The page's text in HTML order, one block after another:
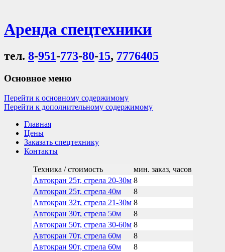
Аренда спецтехники
тел. 8-951-773-80-15, 7776405
Основное меню
Перейти к основному содержимому
Перейти к дополнительному содержимому
Главная
Цены
Заказать спецтехнику
Контакты
Техника / стоимость
мин. заказ, часов
Автокран 25т, стрела 20-30м 8
Автокран 25т, стрела 40м
8
Автокран 32т, стрела 21-30м 8
Автокран 30т, стрела 50м
8
Автокран 50т, стрела 30-60м 8
Автокран 70т, стрела 60м
8
Автокран 90т, стрела 60м
8